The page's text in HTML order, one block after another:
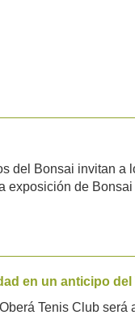
del Bonsai invitan
exposición de
en un anticipo del
Tenis Club